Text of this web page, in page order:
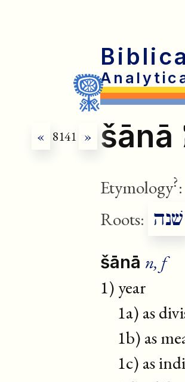
« 8141 » šānā
Etymology?:
Roots: שׁנה
šānā n, f
1) year
1a) as
1b) as
1c) as